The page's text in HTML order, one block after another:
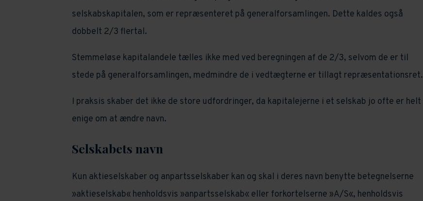
selskabskapitalen, som er repræsenteret på generalforsamlingen. Dette kaldes også
dobbelt 2/3 flertal.
Stemmeløse kapitalandele tælles ikke med ved beregningen af de 2/3, selvom de er til
stede på generalforsamlingen, medmindre de i vedtægterne er tillagt repræsentationsret.
I praksis skaber det ikke de store udfordringer, da kapitalejerne i et selskab jo ofte er helt
enige om at ændre navn.
Selskabets navn
Kun aktieselskaber og anpartsselskaber kan og skal i deres navn benytte betegnelserne
»aktieselskab« henholdsvis »anpartsselskab« eller forkortelserne »A/S«, henholdsvis